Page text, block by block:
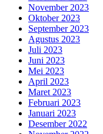
November 2023
Oktober 2023
September 2023
Agustus 2023
Juli 2023
Juni 2023
Mei 2023
April 2023
Maret 2023
Februari 2023
Januari 2023
Desember 2022